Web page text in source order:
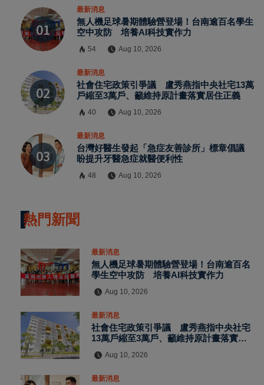
最新消息
無人機足球暑期體驗營登場！台南逾百名學生
空中攻防 培養AI科技實作力
54 Aug 10, 2026
最新消息
社會住宅政策引爭議 盧秀燕指中央社宅13萬
戶縮至3萬戶、籲維持原計畫落實居住正義
40 Aug 10, 2026
最新消息
台灣好醫生發起「急症友善診所」標章倡議
盼提升牙醫急症就醫便利性
48 Aug 10, 2026
熱門新聞
最新消息
無人機足球暑期體驗營登場！台南逾百名
學生空中攻防 培養AI科技實作力
Aug 10, 2026
最新消息
社會住宅政策引爭議 盧秀燕指中央社宅
13萬戶縮至3萬戶、籲維持原計畫落實居
Aug 10, 2026
最新消息